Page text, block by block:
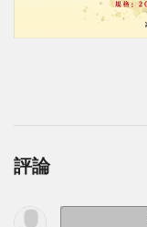
評論